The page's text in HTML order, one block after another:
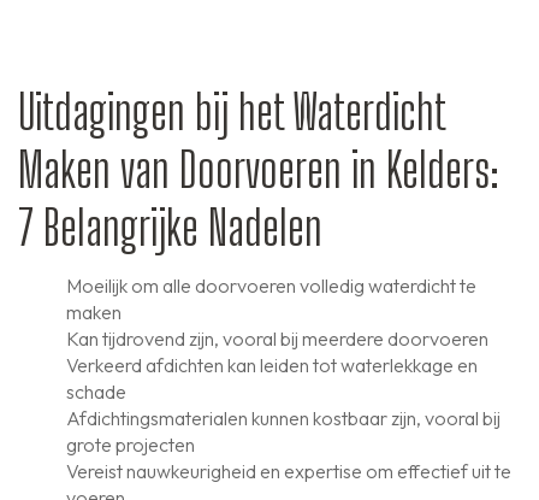
Uitdagingen bij het Waterdicht
Maken van Doorvoeren in Kelders:
7 Belangrijke Nadelen
Moeilijk om alle doorvoeren volledig waterdicht te
maken
Kan tijdrovend zijn, vooral bij meerdere doorvoeren
Verkeerd afdichten kan leiden tot waterlekkage en
schade
Afdichtingsmaterialen kunnen kostbaar zijn, vooral bij
grote projecten
Vereist nauwkeurigheid en expertise om effectief uit te